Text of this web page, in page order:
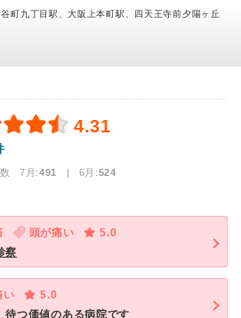
町九丁目駅、大阪上本町駅、四天王寺前夕陽ヶ丘
4.31
数 7月:491 | 6月:524
頭が痛い
5.0
察
い
5.0
待つ価値のある病院です